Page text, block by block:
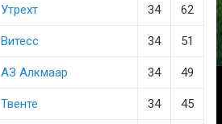
Утрехт 34 62
Витесс 34 51
АЗ Алкмаар 34 49
Твенте 34 45